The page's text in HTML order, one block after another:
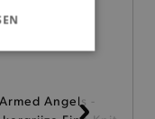
Armed Angels -